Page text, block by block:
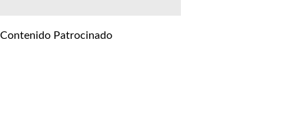
Contenido Patrocinado